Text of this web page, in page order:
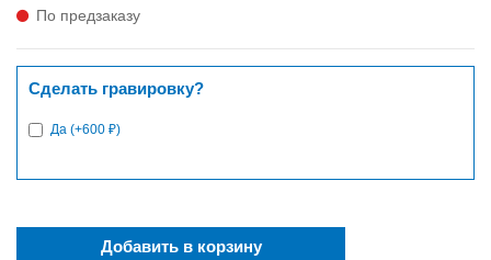
По предзаказу
Сделать гравировку?
Да (+600 ₽)
Добавить в корзину